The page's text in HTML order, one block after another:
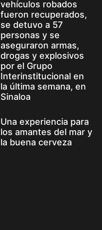
vehículos robados
fueron recuperados,
se detuvo a 57
personas y se
aseguraron armas,
drogas y explosivos
por el Grupo
Interinstitucional en
la última semana, en
Sinaloa
Una experiencia para
los amantes del mar y
la buena cerveza